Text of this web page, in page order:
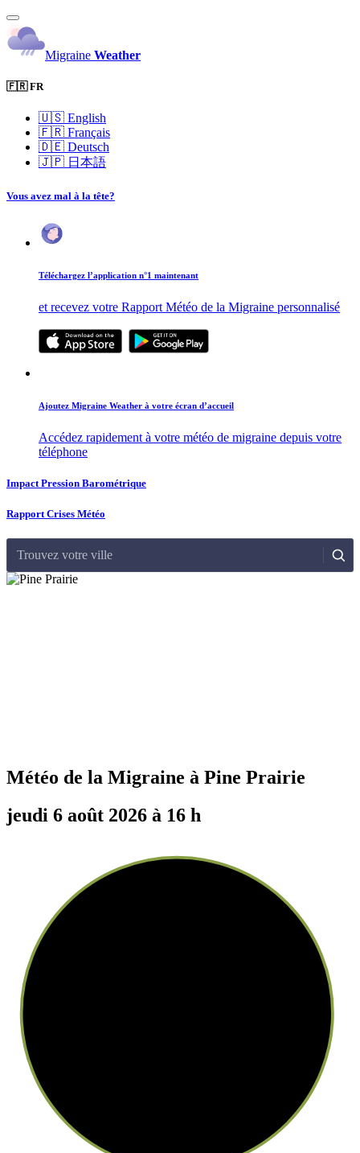
Migraine Weather
🇫🇷 FR
🇺🇸 English
🇫🇷 Français
🇩🇪 Deutsch
🇯🇵 日本語
Vous avez mal à la tête?
Téléchargez l’application n°1 maintenant
et recevez votre Rapport Météo de la Migraine personnalisé
Ajoutez Migraine Weather à votre écran d’accueil
Accédez rapidement à votre météo de migraine depuis votre
téléphone
Impact Pression Barométrique
Rapport Crises Météo
Trouvez votre ville
Météo de la Migraine à Pine Prairie
jeudi 6 août 2026 à 16 h